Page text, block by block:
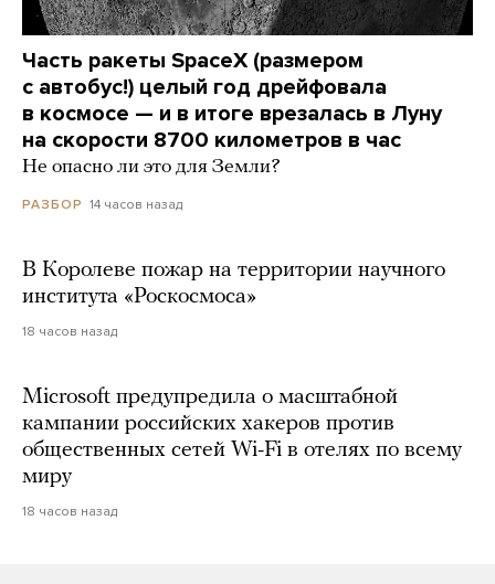
Часть ракеты SpaceX (размером
с автобус!) целый год дрейфовала
в космосе — и в итоге врезалась в Луну
на скорости 8700 километров в час
Не опасно ли это для Земли?
РАЗБОР 14 часов назад
В Королеве пожар на территории научного
института «Роскосмоса»
18 часов назад
Microsoft предупредила о масштабной
кампании российских хакеров против
общественных сетей Wi-Fi в отелях по всему
миру
18 часов назад